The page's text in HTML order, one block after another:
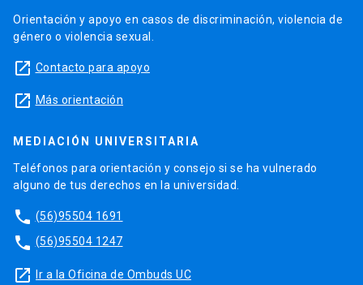
Orientación y apoyo en casos de discriminación, violencia de
género o violencia sexual.
launch Contacto para apoyo
launch Más orientación
MEDIACIÓN UNIVERSITARIA
Teléfonos para orientación y consejo si se ha vulnerado
alguno de tus derechos en la universidad.
phone (56)95504 1691
phone (56)95504 1247
launch Ir a la Oficina de Ombuds UC